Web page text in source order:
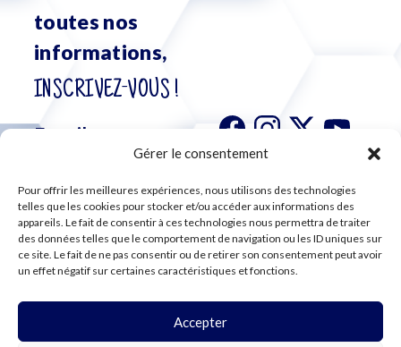
Gérer le consentement
Pour offrir les meilleures expériences, nous utilisons des technologies
telles que les cookies pour stocker et/ou accéder aux informations des
appareils. Le fait de consentir à ces technologies nous permettra de traiter
des données telles que le comportement de navigation ou les ID uniques sur
ce site. Le fait de ne pas consentir ou de retirer son consentement peut avoir
un effet négatif sur certaines caractéristiques et fonctions.
Accepter
toutes nos
informations,
INSCRIVEZ-VOUS !
S'abonner à
notre
newsletter